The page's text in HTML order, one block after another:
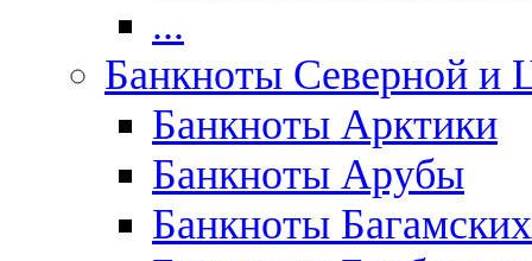
...
Банкноты Северной и
Банкноты Арктики
Банкноты Арубы
Банкноты